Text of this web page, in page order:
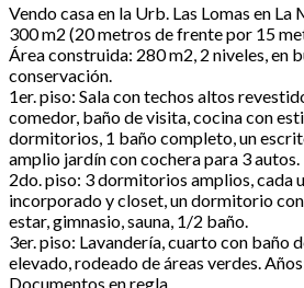
Vendo casa en la Urb. Las Lomas en
300 m2 (20 metros de frente por 15
Área construida: 280 m2, 2 niveles, en
conservación.
1er. piso: Sala con techos altos
comedor, baño de visita, cocina con
dormitorios, 1 baño completo, un
amplio jardín con cochera para 3 autos.
2do. piso: 3 dormitorios amplios, cada
incorporado y closet, un dormitorio
estar, gimnasio, sauna, 1/2 baño.
3er. piso: Lavandería, cuarto con baño
elevado, rodeado de áreas verdes.
Documentos en regla